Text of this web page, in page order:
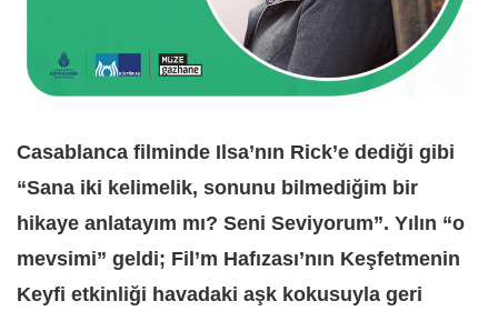
Casablanca filminde Ilsa’nın Rick’e dediği gibi
“Sana iki kelimelik, sonunu bilmediğim bir
hikaye anlatayım mı? Seni Seviyorum”. Yılın “o
mevsimi” geldi; Fil’m Hafızası’nın Keşfetmenin
Keyfi etkinliği havadaki aşk kokusuyla geri